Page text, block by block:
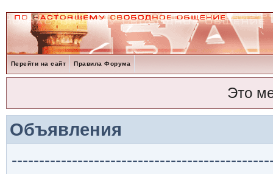
Перейти на сайт Правила Форума
Это
Объявления